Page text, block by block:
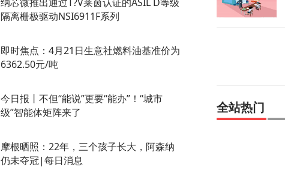
隔离栅极驱动NSI6911F系列
即时焦点：4月21日生意社燃料油基准价为
6362.50元/吨
今日报丨不但“能说”更要“能办”！“城市
级”智能体矩阵来了
摩根晒照：22年，三个孩子长大，阿森纳
仍未夺冠|每日消息
全站热门